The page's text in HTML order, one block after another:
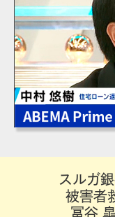
スルガ
被害者
冨谷